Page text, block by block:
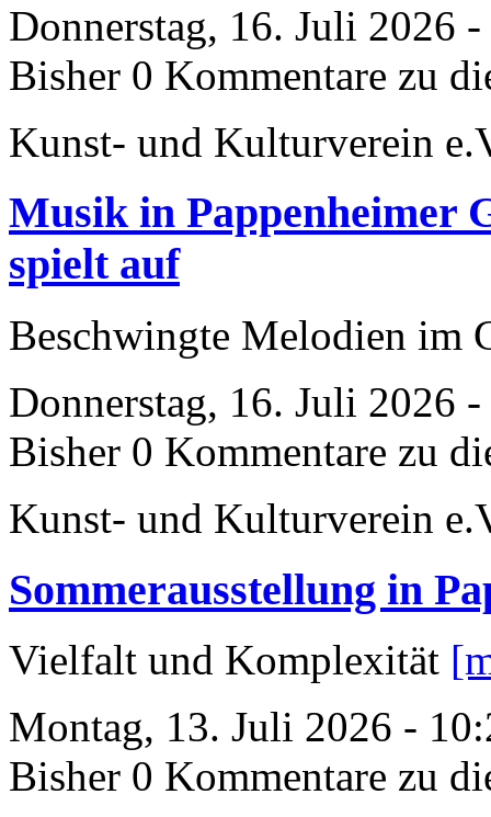
Donnerstag, 16. Juli 2026
Bisher 0 Kommentare zu
Kunst- und Kulturverein
Musik in Pappenheimer
spielt auf
Beschwingte Melodien im
Donnerstag, 16. Juli 2026
Bisher 0 Kommentare zu
Kunst- und Kulturverein
Sommerausstellung in
Vielfalt und Komplexität
Montag, 13. Juli 2026 -
Bisher 0 Kommentare zu